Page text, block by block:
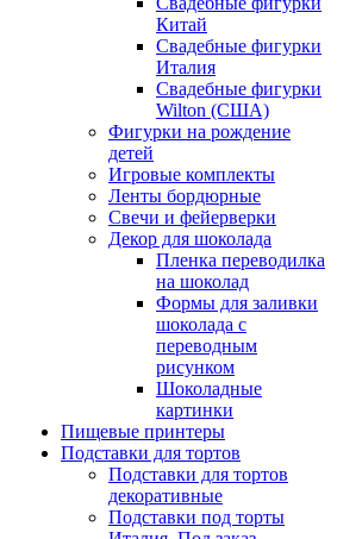
Китай
Свадебные фигурки
Италия
Свадебные фигурки
Wilton (США)
Фигурки на рождение
детей
Игровые комплекты
Ленты бордюрные
Свечи и фейерверки
Декор для шоколада
Пленка переводилка
на шоколад
Формы для заливки
шоколада с
переводным
рисунком
Шоколадные
картинки
Пищевые принтеры
Подставки для тортов
Подставки для тортов
декоративные
Подставки под торты